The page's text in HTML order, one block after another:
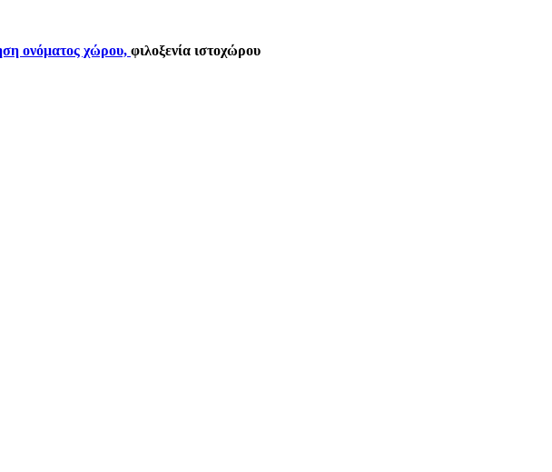
ονόματος χώρου, φιλοξενία ιστοχώρου